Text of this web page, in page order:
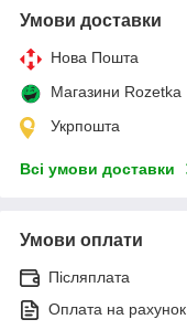
Умови доставки
Нова Пошта
Магазини Rozetka
Укрпошта
Всі умови доставки
Умови оплати
Післяплата
Оплата на рахунок